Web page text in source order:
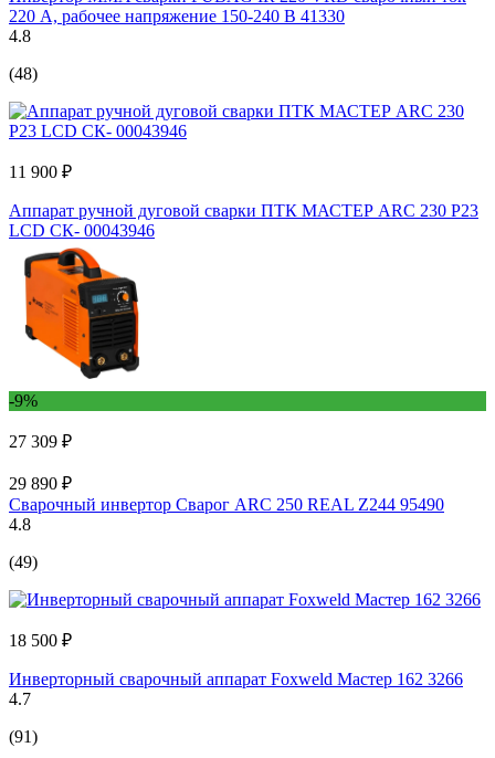
220 А, рабочее напряжение 150-240 В 41330
4.8
(48)
11 900 ₽
Аппарат ручной дуговой сварки ПТК МАСТЕР ARC 230 P23
LCD СК- 00043946
-9%
27 309 ₽
29 890 ₽
Сварочный инвертор Сварог ARC 250 REAL Z244 95490
4.8
(49)
18 500 ₽
Инверторный сварочный аппарат Foxweld Мастер 162 3266
4.7
(91)